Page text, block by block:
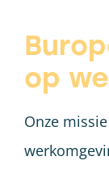
op
Onze